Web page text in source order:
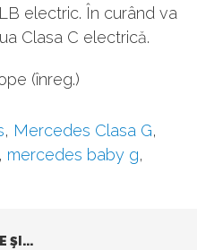
electric. În curând va
Clasa C electrică.
(înreg.)
, Mercedes Clasa G,
, mercedes baby g,
ŞI...